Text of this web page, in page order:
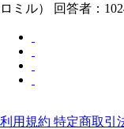
ロミル） 回答者：
利用規約 特定商取引